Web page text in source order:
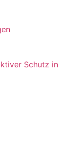
Schutz in